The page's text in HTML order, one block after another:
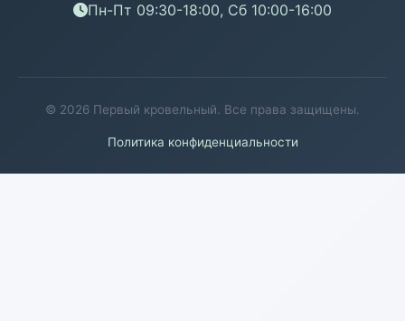
Пн-Пт 09:30-18:00, Сб 10:00-16:00
© 2026 Первый кровельный. Все права защищены.
Политика конфиденциальности